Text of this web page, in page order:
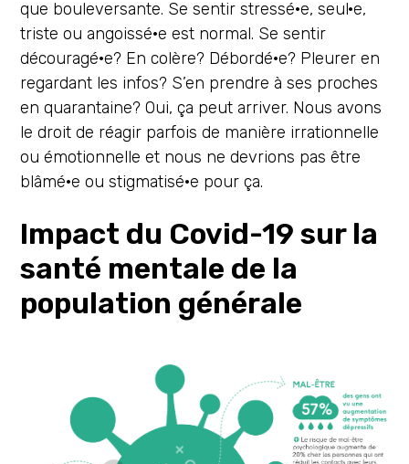
que bouleversante. Se sentir stressé·e, seul·e,
triste ou angoissé·e est normal. Se sentir
découragé·e? En colère? Débordé·e? Pleurer en
regardant les infos? S’en prendre à ses proches
en quarantaine? Oui, ça peut arriver. Nous avons
le droit de réagir parfois de manière irrationnelle
ou émotionnelle et nous ne devrions pas être
blâmé·e ou stigmatisé·e pour ça.
Impact du Covid-19 sur la
santé mentale de la
population générale